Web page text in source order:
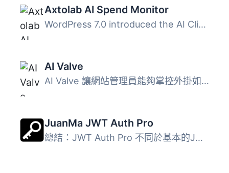
Axtolab AI Spend Monitor
WordPress 7.0 introduced the AI Client and the Connectors...
AI Valve
AI Valve 讓網站管理員能夠掌控外掛如何使用內建的 WordPress...
JuanMa JWT Auth Pro
總結：JWT Auth Pro 不同於基本的JWT插件，它採用了現代的OAu...